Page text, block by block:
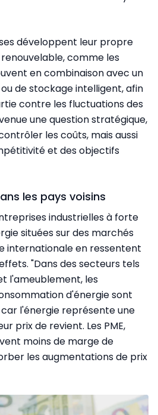
développent leur propre
comme les
en combinaison avec un
de stockage intelligent, afin
contre les fluctuations des
une question stratégique,
les coûts, mais aussi
et des objectifs
les pays voisins
industrielles à forte
situées sur des marchés
internationale en ressentent
"Dans des secteurs tels
l'ameublement, les
d'énergie sont
l'énergie représente une
prix de revient. Les PME,
moins de marge de
les augmentations de prix